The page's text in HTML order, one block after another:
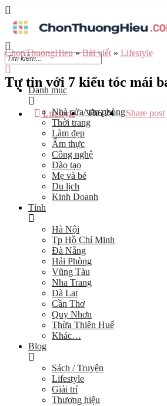
Danh mục
Nhà cửa/văn phòng
Thời trang
Làm đẹp
Ẩm thực
Công nghệ
Đào tạo
Mẹ và bé
Du lịch
Kinh Doanh
Tỉnh
Hà Nội
Tp Hồ Chí Minh
Đà Nẵng
Hải Phòng
Vũng Tàu
Nha Trang
Đà Lạt
Cần Thơ
Quy Nhơn
Thừa Thiên Huế
Khác…
Blog
Sách / Truyện
Lifestyle
Giải trí
Thương hiệu
ChonThuongHieu»Bài viết » Lifestyle
Tự tin với 7 kiểu tóc mái
Lifestyle Th6 24 Share post